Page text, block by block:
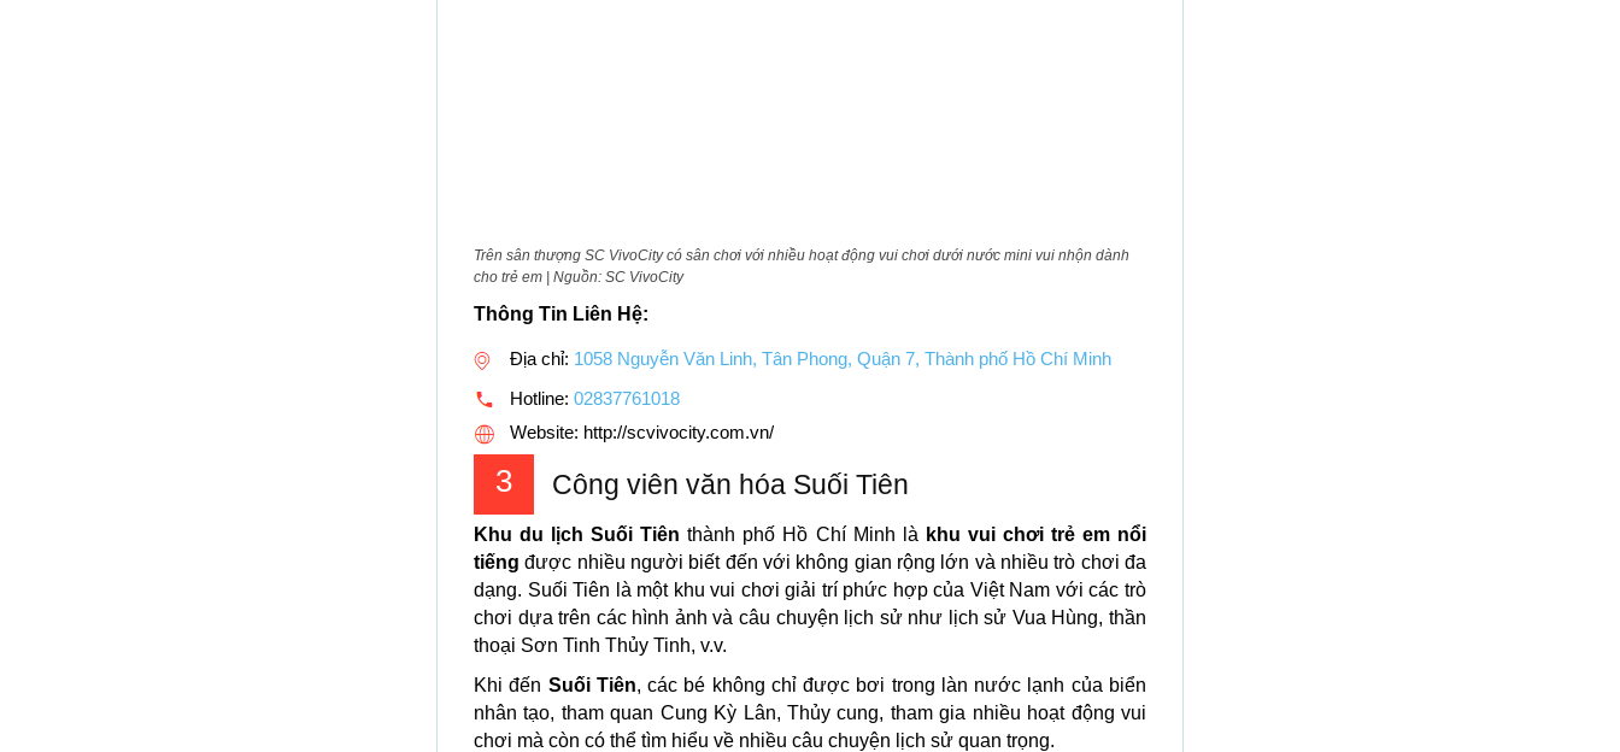
Trên sân thượng SC VivoCity có sân chơi với nhiều hoạt động vui chơi dưới nước mini vui nhộn dành
cho trẻ em | Nguồn: SC VivoCity
Thông Tin Liên Hệ:
Địa chỉ: 1058 Nguyễn Văn Linh, Tân Phong, Quận 7, Thành phố Hồ Chí Minh
Hotline: 02837761018
Website: http://scvivocity.com.vn/
3 Công viên văn hóa Suối Tiên
Khu du lịch Suối Tiên thành phố Hồ Chí Minh là khu vui chơi trẻ em nổi
tiếng được nhiều người biết đến với không gian rộng lớn và nhiều trò chơi đa
dạng. Suối Tiên là một khu vui chơi giải trí phức hợp của Việt Nam với các trò
chơi dựa trên các hình ảnh và câu chuyện lịch sử như lịch sử Vua Hùng, thần
thoại Sơn Tinh Thủy Tinh, v.v.
Khi đến Suối Tiên, các bé không chỉ được bơi trong làn nước lạnh của biển
nhân tạo, tham quan Cung Kỳ Lân, Thủy cung, tham gia nhiều hoạt động vui
chơi mà còn có thể tìm hiểu về nhiều câu chuyện lịch sử quan trọng.